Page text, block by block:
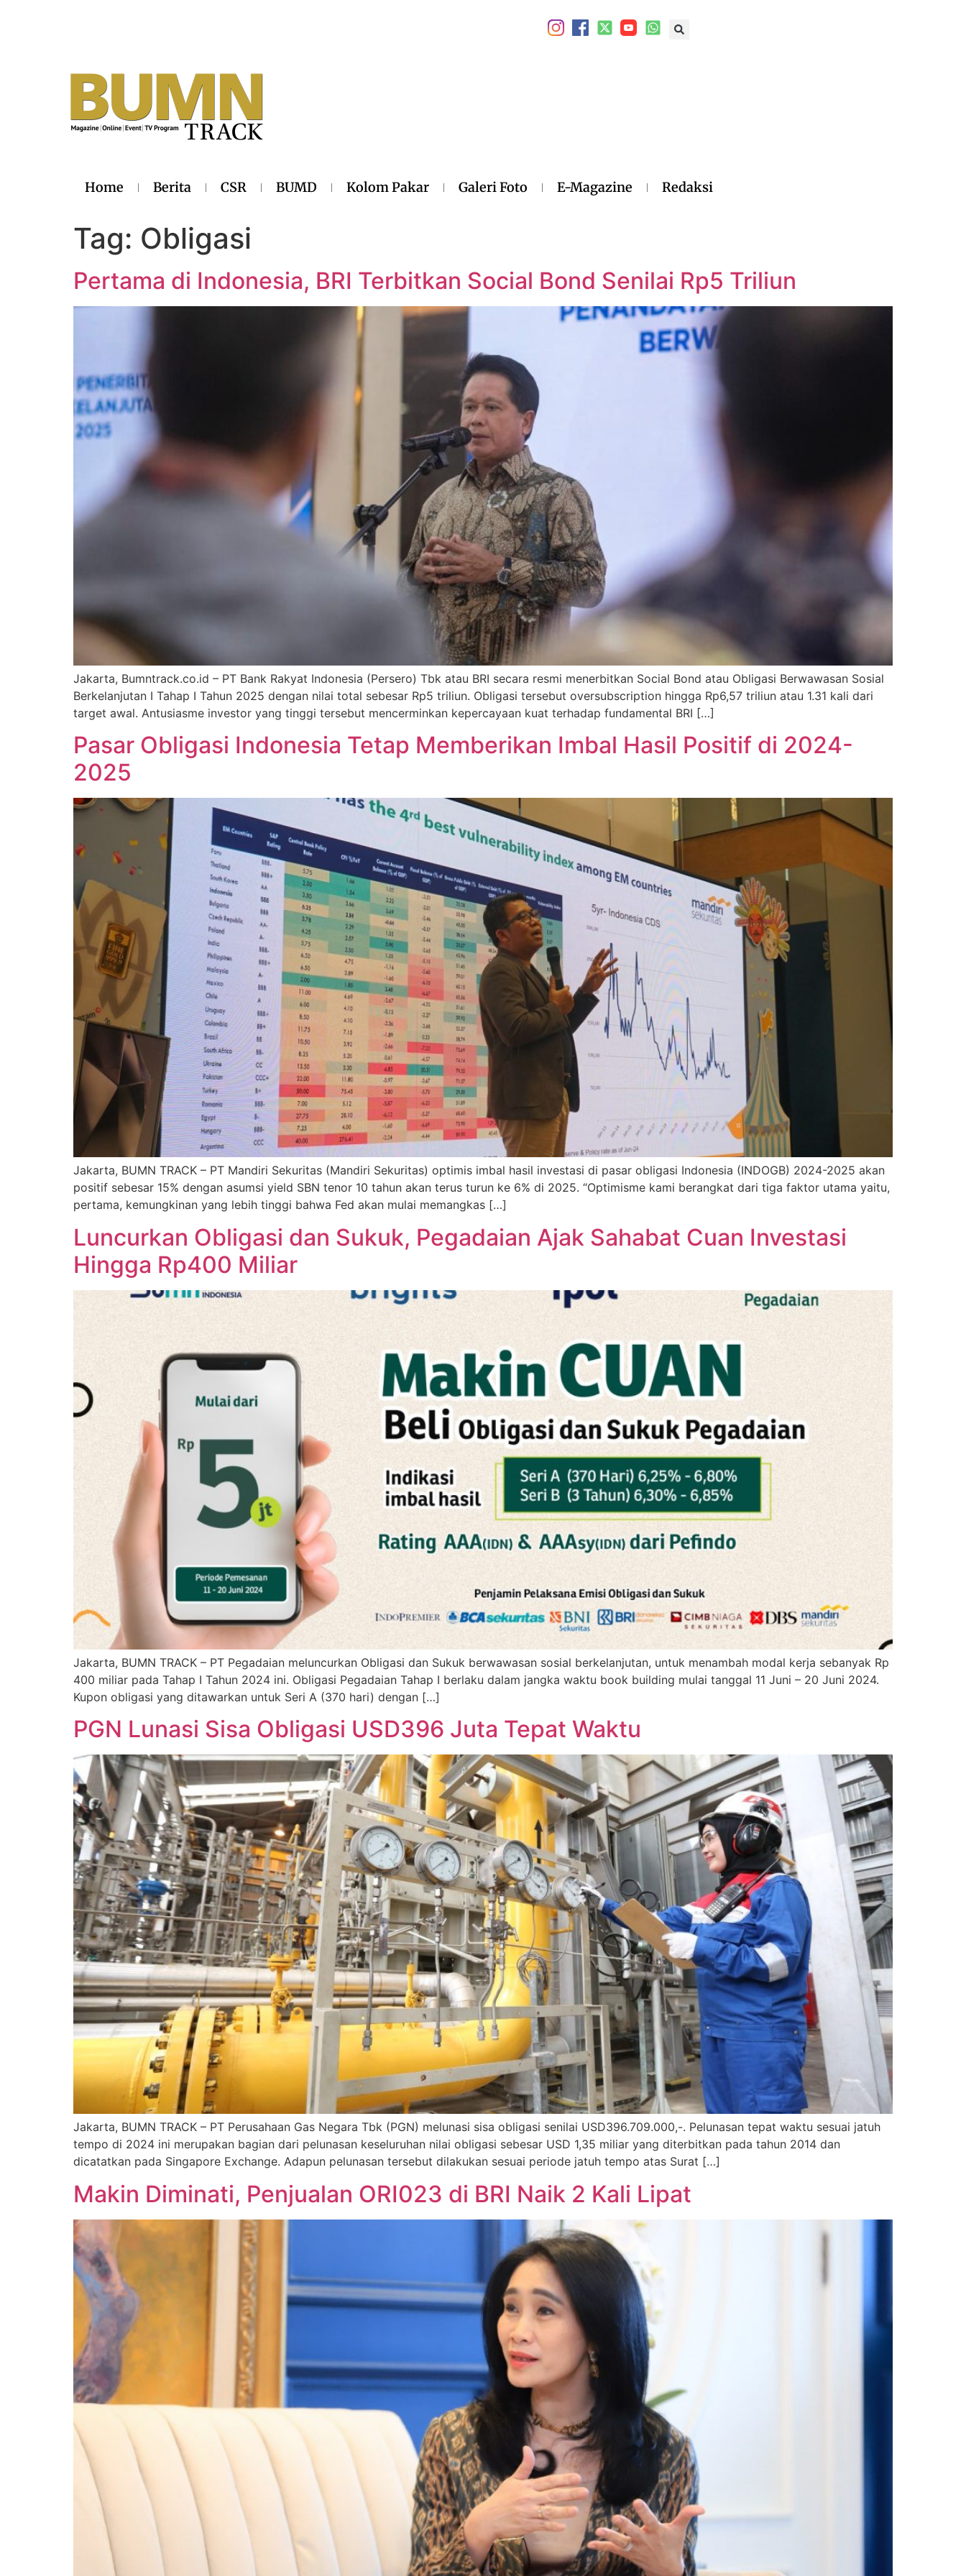
Home Berita CSR BUMD Kolom Pakar Galeri Foto E-Magazine Redaksi
Tag: Obligasi
Pertama di Indonesia, BRI Terbitkan Social Bond Senilai Rp5 Triliun
Jakarta, Bumntrack.co.id – PT Bank Rakyat Indonesia (Persero) Tbk atau BRI secara resmi menerbitkan Social Bond atau Obligasi Berwawasan Sosial
Berkelanjutan I Tahap I Tahun 2025 dengan nilai total sebesar Rp5 triliun. Obligasi tersebut oversubscription hingga Rp6,57 triliun atau 1.31 kali dari
target awal. Antusiasme investor yang tinggi tersebut mencerminkan kepercayaan kuat terhadap fundamental BRI […]
Pasar Obligasi Indonesia Tetap Memberikan Imbal Hasil Positif di 2024-
2025
Jakarta, BUMN TRACK – PT Mandiri Sekuritas (Mandiri Sekuritas) optimis imbal hasil investasi di pasar obligasi Indonesia (INDOGB) 2024-2025 akan
positif sebesar 15% dengan asumsi yield SBN tenor 10 tahun akan terus turun ke 6% di 2025. “Optimisme kami berangkat dari tiga faktor utama yaitu,
pertama, kemungkinan yang lebih tinggi bahwa Fed akan mulai memangkas […]
Luncurkan Obligasi dan Sukuk, Pegadaian Ajak Sahabat Cuan Investasi
Hingga Rp400 Miliar
Jakarta, BUMN TRACK – PT Pegadaian meluncurkan Obligasi dan Sukuk berwawasan sosial berkelanjutan, untuk menambah modal kerja sebanyak Rp
400 miliar pada Tahap I Tahun 2024 ini. Obligasi Pegadaian Tahap I berlaku dalam jangka waktu book building mulai tanggal 11 Juni – 20 Juni 2024.
Kupon obligasi yang ditawarkan untuk Seri A (370 hari) dengan […]
PGN Lunasi Sisa Obligasi USD396 Juta Tepat Waktu
Jakarta, BUMN TRACK – PT Perusahaan Gas Negara Tbk (PGN) melunasi sisa obligasi senilai USD396.709.000,-. Pelunasan tepat waktu sesuai jatuh
tempo di 2024 ini merupakan bagian dari pelunasan keseluruhan nilai obligasi sebesar USD 1,35 miliar yang diterbitkan pada tahun 2014 dan
dicatatkan pada Singapore Exchange. Adapun pelunasan tersebut dilakukan sesuai periode jatuh tempo atas Surat […]
Makin Diminati, Penjualan ORI023 di BRI Naik 2 Kali Lipat